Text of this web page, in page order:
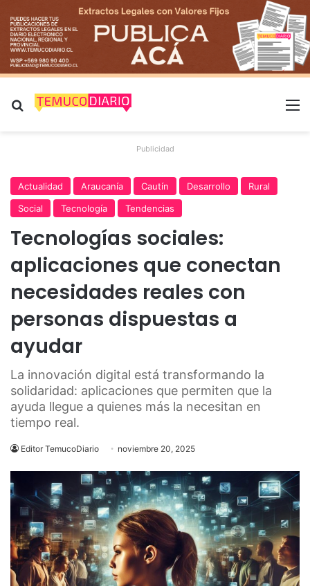
Buscar por
Publicidad
Actualidad Araucanía Cautín Desarrollo
Rural
Social
Tecnología Tendencias
Tecnologías sociales:
aplicaciones que conectan
necesidades reales con
personas dispuestas a
ayudar
La innovación digital está transformando la
solidaridad: aplicaciones que permiten que la
ayuda llegue a quienes más la necesitan en
tiempo real.
Editor TemucoDiario noviembre 20, 2025